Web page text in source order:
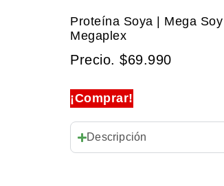
Proteína Soya | Mega Soy |
Megaplex
Precio. $69.990
¡Comprar!
Descripción